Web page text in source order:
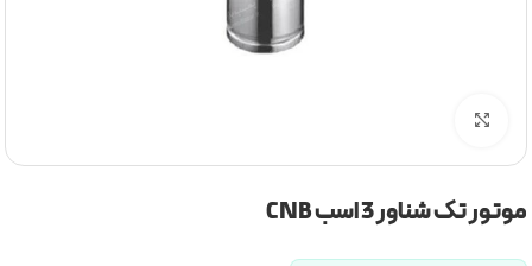
موتور تک شناور 3 اسب CNB